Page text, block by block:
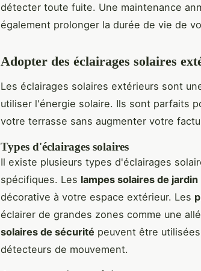
détecter toute fuite. Une maintenance
également prolonger la durée de vie de
Adopter des éclairages solaires
Les éclairages solaires extérieurs sont
utiliser l'énergie solaire. Ils sont parfaits
votre terrasse sans augmenter votre
Types d'éclairages solaires
Il existe plusieurs types d'éclairages
spécifiques. Les lampes solaires de jardin
décorative à votre espace extérieur. Les
éclairer de grandes zones comme une
solaires de sécurité peuvent être
détecteurs de mouvement.